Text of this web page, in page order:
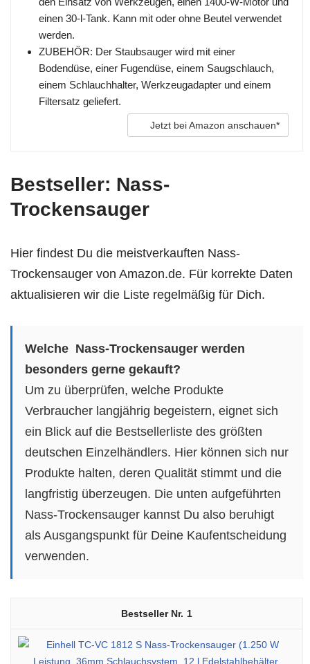
einen 30-l-Tank. Kann mit oder ohne Beutel verwendet
werden.
ZUBEHÖR: Der Staubsauger wird mit einer
Bodendüse, einer Fugendüse, einem Saugschlauch,
einem Schlauchhalter, Werkzeugadapter und einem
Filtersatz geliefert.
Jetzt bei Amazon anschauen*
Bestseller: Nass-
Trockensauger
Hier findest Du die meistverkauften Nass-
Trockensauger von Amazon.de. Für korrekte Daten
aktualisieren wir die Liste regelmäßig für Dich.
Welche Nass-Trockensauger werden
besonders gerne gekauft?
Um zu überprüfen, welche Produkte
Verbraucher langjährig begeistern, eignet sich
ein Blick auf die Bestsellerliste des größten
deutschen Einzelhändlers. Hier können sich nur
Produkte halten, deren Qualität stimmt und die
langfristig überzeugen. Die unten aufgeführten
Nass-Trockensauger kannst Du also beruhigt
als Ausgangspunkt für Deine Kaufentscheidung
verwenden.
1